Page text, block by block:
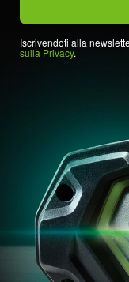
Iscrivendoti alla
sulla Privacy.